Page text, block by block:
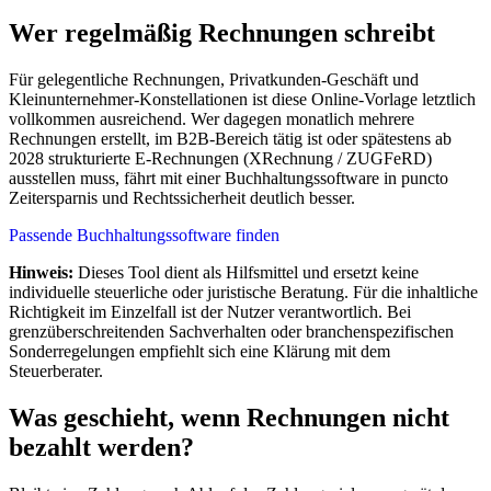
Wer regelmäßig Rechnungen schreibt
Für gelegentliche Rechnungen, Privatkunden-Geschäft und
Kleinunternehmer-Konstellationen ist diese Online-Vorlage letztlich
vollkommen ausreichend. Wer dagegen monatlich mehrere
Rechnungen erstellt, im B2B-Bereich tätig ist oder spätestens ab
2028 strukturierte E-Rechnungen (XRechnung / ZUGFeRD)
ausstellen muss, fährt mit einer Buchhaltungssoftware in puncto
Zeitersparnis und Rechtssicherheit deutlich besser.
Passende Buchhaltungssoftware finden
Hinweis: Dieses Tool dient als Hilfsmittel und ersetzt keine
individuelle steuerliche oder juristische Beratung. Für die inhaltliche
Richtigkeit im Einzelfall ist der Nutzer verantwortlich. Bei
grenzüberschreitenden Sachverhalten oder branchenspezifischen
Sonderregelungen empfiehlt sich eine Klärung mit dem
Steuerberater.
Was geschieht, wenn Rechnungen nicht
bezahlt werden?